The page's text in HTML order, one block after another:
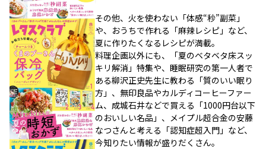
その他、火を使わない「体感“秒”副菜」
や、おうちで作れる「麻辣レシピ」など、
夏に作りたくなるレシピが満載。
料理企画以外にも、「夏のベタベタ床スッ
キリ解消」特集や、睡眠研究の第一人者で
ある柳沢正史先生に教わる「質のいい眠り
方」、無印良品やカルディコーヒーファー
ム、成城石井などで買える「1000円台以下
のおいしい名品」、メイプル超合金の安藤
なつさんと考える「認知症超入門」など、
今知りたい情報が盛りだくさん。